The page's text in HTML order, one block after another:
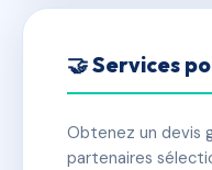
🤝 Services
Obtenez un devis
partenaires